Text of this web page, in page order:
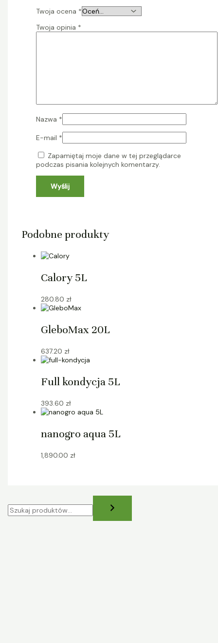
Twoja ocena *
Twoja opinia *
Nazwa *
E-mail *
Zapamiętaj moje dane w tej przeglądarce
podczas pisania kolejnych komentarzy.
Podobne produkty
Calory 5L
280.80 zł
GleboMax 20L
637.20 zł
Full kondycja 5L
393.60 zł
nanogro aqua 5L
1,890.00 zł